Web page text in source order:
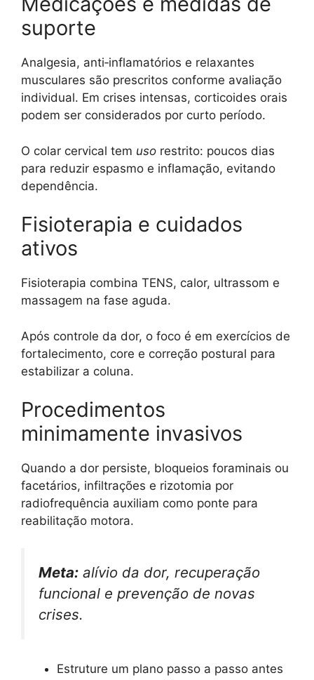
suporte
Analgesia, anti‑inflamatórios e relaxantes
musculares são prescritos conforme avaliação
individual. Em crises intensas, corticoides orais
podem ser considerados por curto período.
O colar cervical tem uso restrito: poucos dias
para reduzir espasmo e inflamação, evitando
dependência.
Fisioterapia e cuidados
ativos
Fisioterapia combina TENS, calor, ultrassom e
massagem na fase aguda.
Após controle da dor, o foco é em exercícios de
fortalecimento, core e correção postural para
estabilizar a coluna.
Procedimentos
minimamente invasivos
Quando a dor persiste, bloqueios foraminais ou
facetários, infiltrações e rizotomia por
radiofrequência auxiliam como ponte para
reabilitação motora.
Meta: alívio da dor, recuperação
funcional e prevenção de novas
crises.
Estruture um plano passo a passo antes